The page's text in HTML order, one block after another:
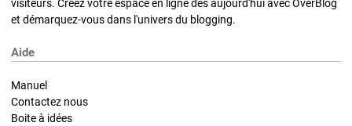
visiteurs. Créez votre espace en ligne dès aujourd'hui avec OverBlog
et démarquez-vous dans l'univers du blogging.
Aide
Manuel
Contactez nous
Boite à idées